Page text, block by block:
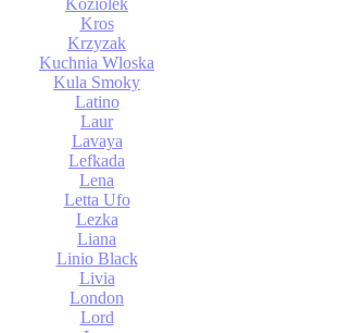
Kros
Krzyzak
Kuchnia Wloska
Kula Smoky
Latino
Laur
Lavaya
Lefkada
Lena
Letta Ufo
Lezka
Liana
Linio Black
Livia
London
Lord